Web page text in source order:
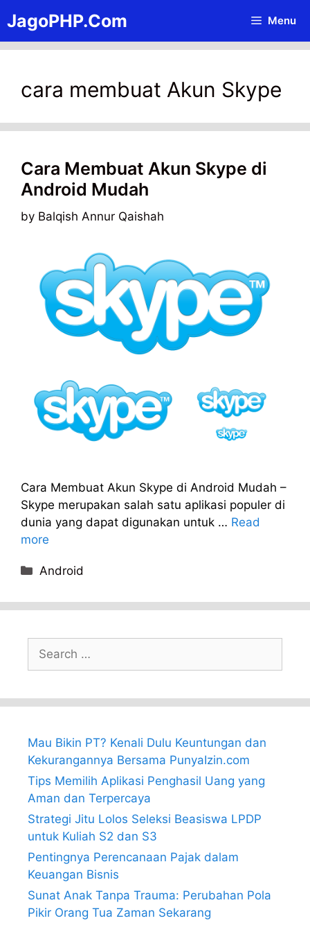
to
content
JagoPHP.Com Menu
cara membuat Akun Skype
Cara Membuat Akun Skype di
Android Mudah
by Balqish Annur Qaishah
Cara Membuat Akun Skype di Android Mudah –
Skype merupakan salah satu aplikasi populer di
dunia yang dapat digunakan untuk … Read
more
Categories
Android
for:
Mau Bikin PT? Kenali Dulu Keuntungan dan
Kekurangannya Bersama PunyaIzin.com
Tips Memilih Aplikasi Penghasil Uang yang
Aman dan Terpercaya
Strategi Jitu Lolos Seleksi Beasiswa LPDP
untuk Kuliah S2 dan S3
Pentingnya Perencanaan Pajak dalam
Keuangan Bisnis
Sunat Anak Tanpa Trauma: Perubahan Pola
Pikir Orang Tua Zaman Sekarang